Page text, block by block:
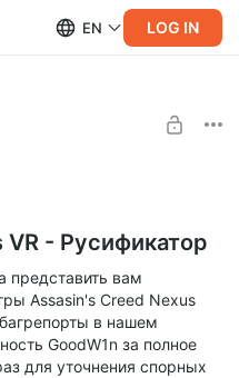
EN LOG IN
- Русификатор
представить вам
Assasin's Creed Nexus
в нашем
GoodW1n за полное
для уточнения спорных